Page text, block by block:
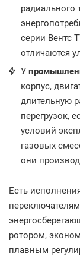
серии Вентс
отличаются
У
корпус,
длительную
перегрузок,
условий
газовых
они
Есть
ротором,
плавным